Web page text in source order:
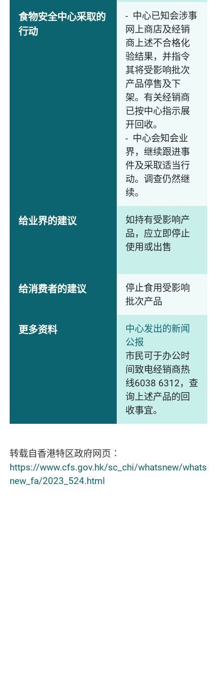
食物安全中心采取的
行动
- 中心已知会涉事
网上商店及经销
商上述不合格化
验结果，并指令
其将受影响批次
产品停售及下
架。有关经销商
已按中心指示展
开回收。
- 中心会知会业
界，继续跟进事
件及采取适当行
动。调查仍然继
续。
给业界的建议
如持有受影响产
品，应立即停止
使用或出售
给消费者的建议
停止食用受影响
批次产品
更多资料
中心发出的新闻
公报
市民可于办公时
间致电经销商热
线6038 6312，查
询上述产品的回
收事宜。
转载自香港特区政府网页∶
https://www.cfs.gov.hk/sc_chi/whatsnew/whats
new_fa/2023_524.html